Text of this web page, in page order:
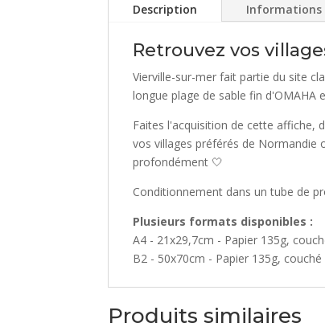
Description Informations
Retrouvez vos
Vierville-sur-mer fait partie du site
longue plage de sable fin d'OMAHA
Faites l'acquisition de cette affiche,
vos villages préférés de Normandie
profondément 🤍
Conditionnement dans un tube de
Plusieurs formats disponibles :
A4 - 21x29,7cm - Papier 135g,
B2 - 50x70cm - Papier 135g,
Produits similaires